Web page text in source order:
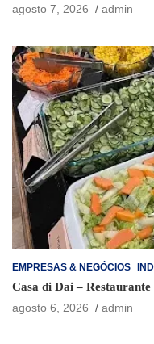
agosto 7, 2026
admin
EMPRESAS & NEGÓCIOS
Casa di Dai –
agosto 6, 2026
admin